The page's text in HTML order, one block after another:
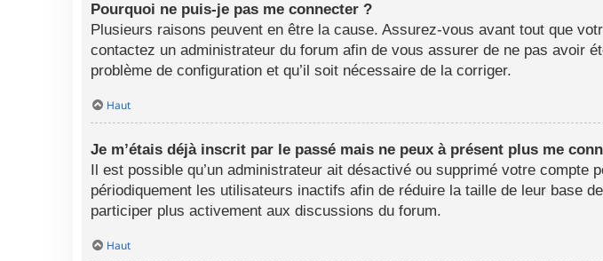
Pourquoi ne puis-je pas me connecter ?
Plusieurs raisons peuvent en être la cause. Assurez-vous avant tout que
contactez un administrateur du forum afin de vous assurer de ne pas avoir
problème de configuration et qu’il soit nécessaire de la corriger.
Haut
Je m’étais déjà inscrit par le passé mais ne peux à présent plus me
Il est possible qu’un administrateur ait désactivé ou supprimé votre compte
périodiquement les utilisateurs inactifs afin de réduire la taille de leur base
participer plus activement aux discussions du forum.
Haut